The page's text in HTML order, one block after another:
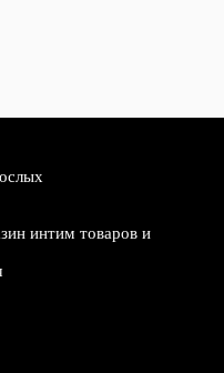
интим товаров и